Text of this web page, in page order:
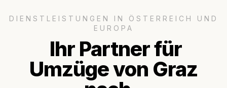
DIENSTLEISTUNGEN IN ÖSTERREICH UND
EUROPA
Ihr Partner für
Umzüge von Graz